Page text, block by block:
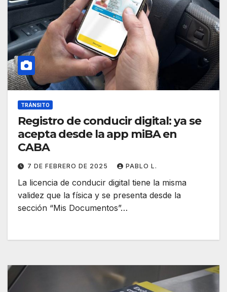
TRÁNSITO
Registro de conducir digital: ya se
acepta desde la app miBA en
CABA
7 DE FEBRERO DE 2025 PABLO L.
La licencia de conducir digital tiene la misma
validez que la física y se presenta desde la
sección “Mis Documentos”…